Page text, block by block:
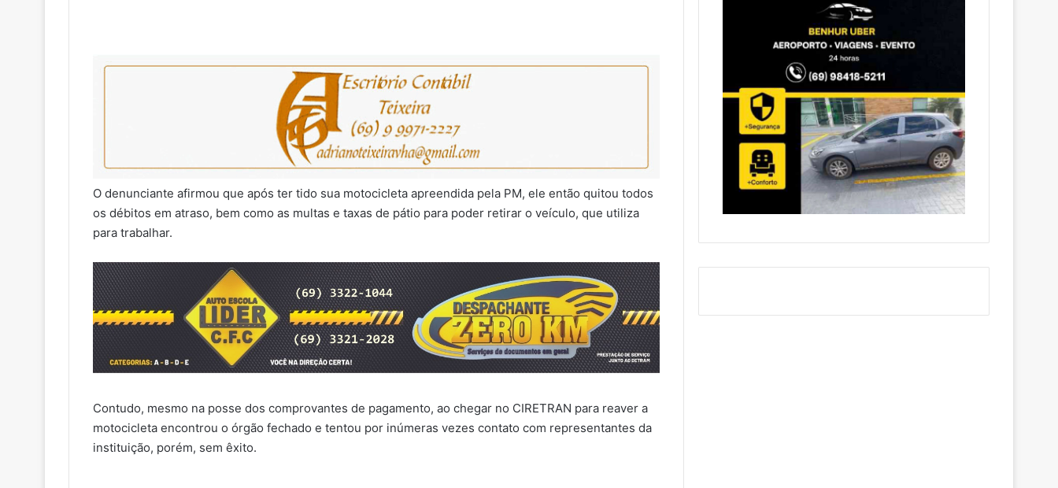
O denunciante afirmou que após ter tido sua motocicleta apreendida pela PM, ele então quitou todos
os débitos em atraso, bem como as multas e taxas de pátio para poder retirar o veículo, que utiliza
para trabalhar.
Contudo, mesmo na posse dos comprovantes de pagamento, ao chegar no CIRETRAN para reaver a
motocicleta encontrou o órgão fechado e tentou por inúmeras vezes contato com representantes da
instituição, porém, sem êxito.